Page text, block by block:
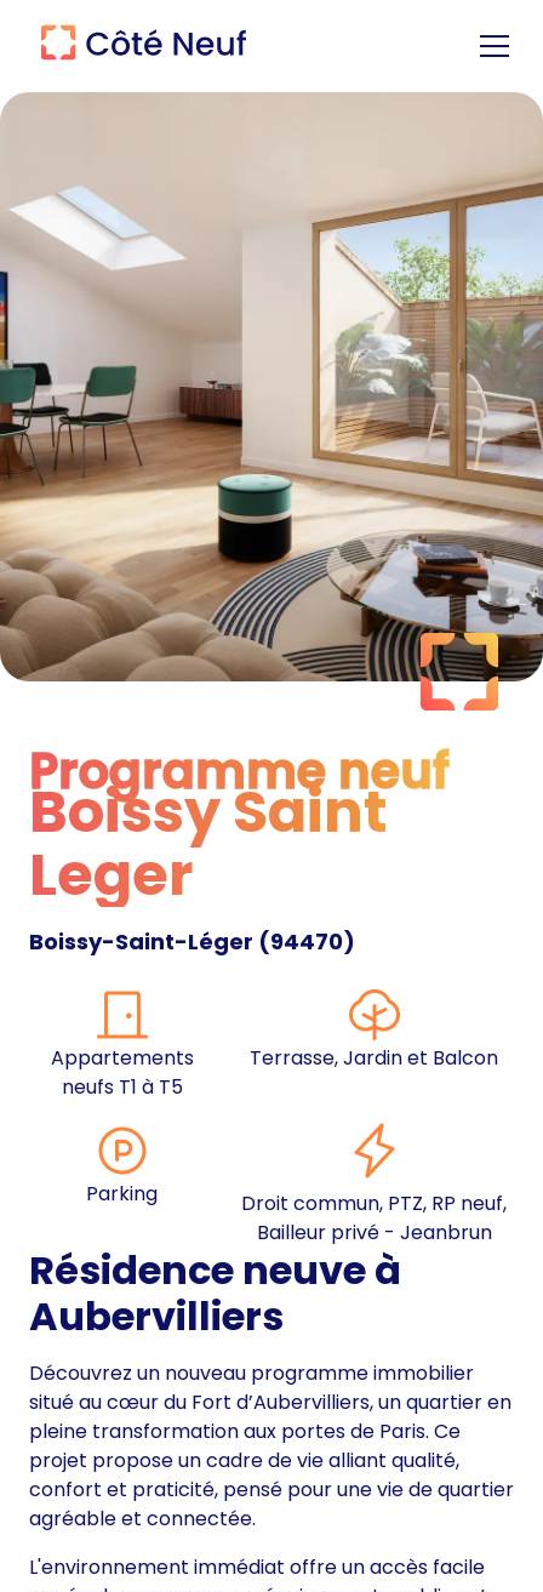
Programme neuf
Programme neuf
Boissy Saint
Leger
Boissy-Saint-Léger (94470)
Appartements
neufs T1 à T5
Terrasse, Jardin et Balcon
Parking
Droit commun, PTZ, RP neuf,
Bailleur privé - Jeanbrun
Résidence neuve à
Aubervilliers
Découvrez un nouveau programme immobilier
situé au cœur du Fort d’Aubervilliers, un quartier en
pleine transformation aux portes de Paris. Ce
projet propose un cadre de vie alliant qualité,
confort et praticité, pensé pour une vie de quartier
agréable et connectée.
L'environnement immédiat offre un accès facile